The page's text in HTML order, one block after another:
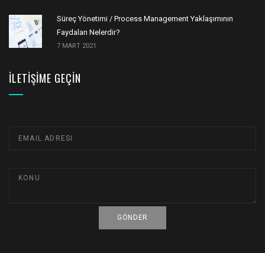
Süreç Yönetimi / Process Management Yaklaşımının
Faydaları Nelerdir?
7 MART 2021
İLETIŞIME GEÇIN